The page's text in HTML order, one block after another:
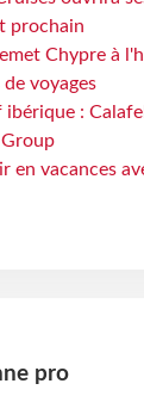
prochain
Chypre à
de voyages
ibérique :
Group
en vacances
pro